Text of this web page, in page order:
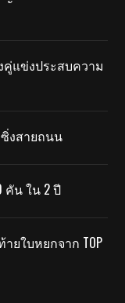
คู่แข่งประสบความ
วซิ่งสายถนน
คัน ใน 2 ปี
ายใบหยกจาก TOP